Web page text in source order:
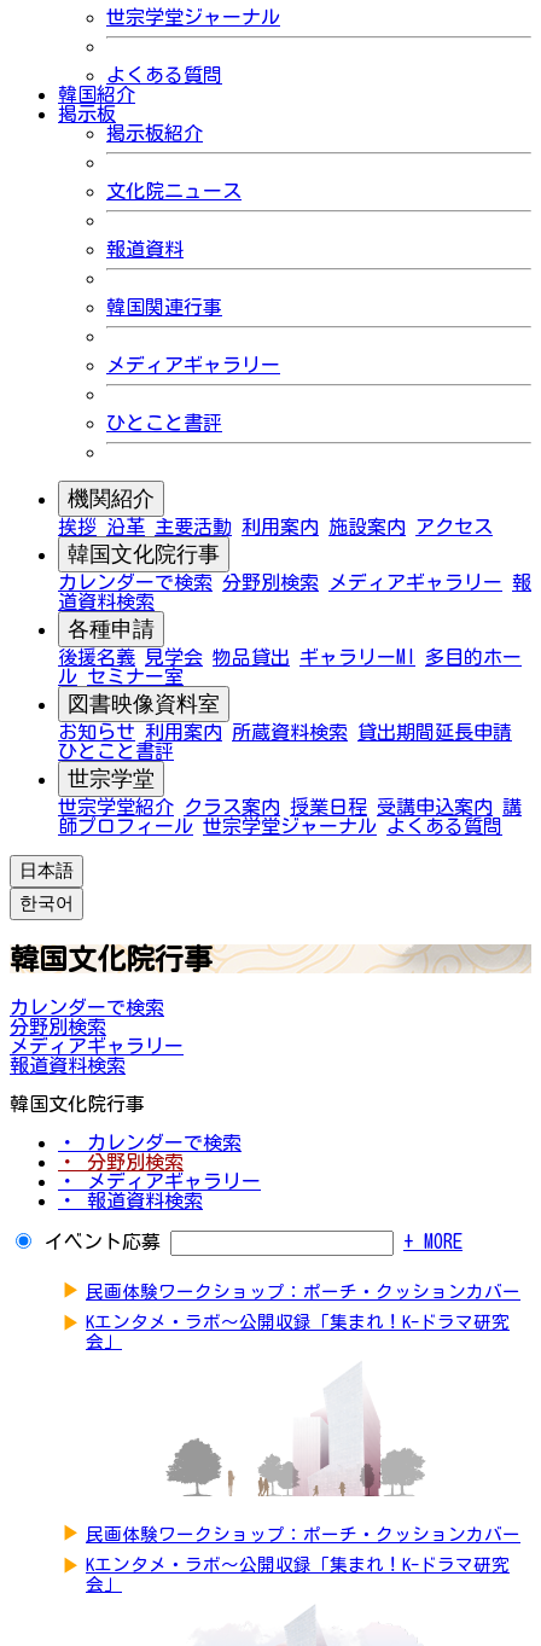
世宗学堂ジャーナル
よくある質問
韓国紹介
掲示板
掲示板紹介
文化院ニュース
報道資料
韓国関連行事
メディアギャラリー
ひとこと書評
機関紹介
挨拶 沿革 主要活動 利用案内 施設案内 アクセス
韓国文化院行事
カレンダーで検索 分野別検索 メディアギャラリー 報
道資料検索
各種申請
後援名義 見学会 物品貸出 ギャラリーMI
多目的ホー
ル セミナー室
図書映像資料室
お知らせ 利用案内 所蔵資料検索
貸出期間延長申請
ひとこと書評
世宗学堂
世宗学堂紹介 クラス案内 授業日程 受講申込案内 講
師プロフィール 世宗学堂ジャーナル よくある質問
日本語
한국어
韓国文化院行事
カレンダーで検索
分野別検索
メディアギャラリー
報道資料検索
韓国文化院行事
・ カレンダーで検索
・ 分野別検索
・ メディアギャラリー
・ 報道資料検索
イベント応募 + MORE
▶ 民画体験ワークショップ：ポーチ・クッションカバー
▶ Kエンタメ・ラボ～公開収録「集まれ！K-ドラマ研究
会」
▶ 民画体験ワークショップ：ポーチ・クッションカバー
▶ Kエンタメ・ラボ～公開収録「集まれ！K-ドラマ研究
会」